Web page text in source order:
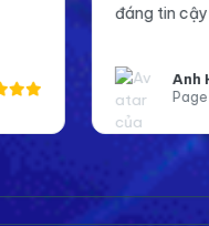
trong mắt khách hàng.
Facebook